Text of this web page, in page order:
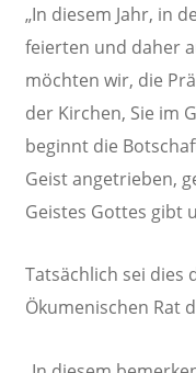
„In diesem Jahr, in
feierten und daher
möchten wir, die
der Kirchen, Sie im
beginnt die
Geist angetrieben,
Geistes Gottes gibt
Tatsächlich sei dies
Ökumenischen Rat